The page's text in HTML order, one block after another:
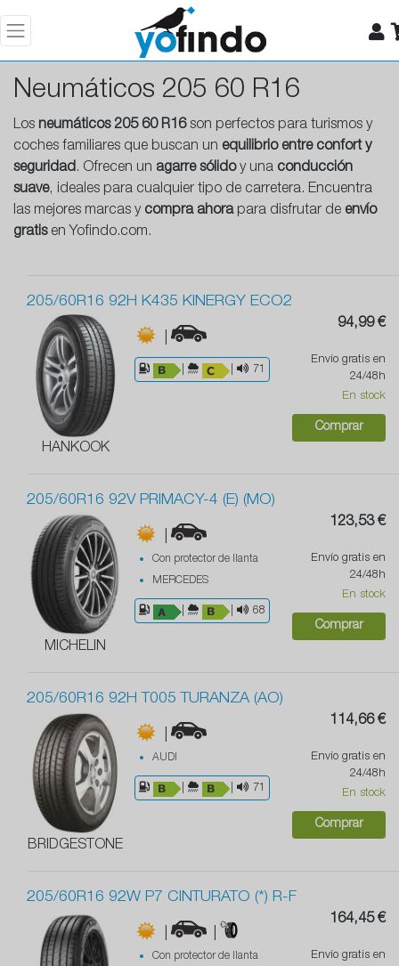
Neumáticos 205 60 R16
Los neumáticos 205 60 R16son perfectos para turismos y
coches familiares que buscan un equilibrio entre confort y
seguridad. Ofrecen un agarre sólidoy una conducción
suave, ideales para cualquier tipo de carretera. Encuentra
las mejores marcas y compra ahorapara disfrutar de envío
gratisen Yofindo.com.
205/60R16 92H K435 KINERGY ECO2
HANKOOK
|
71
94,99 €
Envío gratis en
24/48h
En stock
Comprar
205/60R16 92V PRIMACY-4 (E) (MO)
MICHELIN
|
Con protector de llanta
MERCEDES
68
123,53 €
Envío gratis en
24/48h
En stock
Comprar
205/60R16 92H T005 TURANZA (AO)
BRIDGESTONE
|
AUDI
71
114,66 €
Envío gratis en
24/48h
En stock
Comprar
205/60R16 92W P7 CINTURATO (*) R-F
|
Con protector de llanta
164,45 €
Envío gratis en